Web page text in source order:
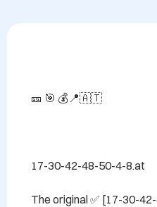
🎫 🎯 💰📍🇦🇹
17-30-42-48-50-4-8.at
The original ✅ [17-30-